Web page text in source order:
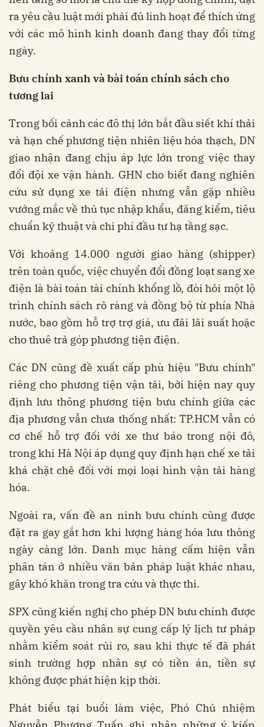
ra yêu cầu luật mới phải đủ linh hoạt để thích ứng
với các mô hình kinh doanh đang thay đổi từng
ngày.
Bưu chính xanh và bài toán chính sách cho
tương lai
Trong bối cảnh các đô thị lớn bắt đầu siết khí thải
và hạn chế phương tiện nhiên liệu hóa thạch, DN
giao nhận đang chịu áp lực lớn trong việc thay
đổi đội xe vận hành. GHN cho biết đang nghiên
cứu sử dụng xe tải điện nhưng vẫn gặp nhiều
vướng mắc về thủ tục nhập khẩu, đăng kiểm, tiêu
chuẩn kỹ thuật và chi phí đầu tư hạ tầng sạc.
Với khoảng 14.000 người giao hàng (shipper)
trên toàn quốc, việc chuyển đổi đồng loạt sang xe
điện là bài toán tài chính khổng lồ, đòi hỏi một lộ
trình chính sách rõ ràng và đồng bộ từ phía Nhà
nước, bao gồm hỗ trợ trợ giá, ưu đãi lãi suất hoặc
cho thuê trả góp phương tiện điện.
Các DN cũng đề xuất cấp phù hiệu "Bưu chính"
riêng cho phương tiện vận tải, bởi hiện nay quy
định lưu thông phương tiện bưu chính giữa các
địa phương vẫn chưa thống nhất: TP.HCM vẫn có
cơ chế hỗ trợ đối với xe thư báo trong nội đô,
trong khi Hà Nội áp dụng quy định hạn chế xe tải
khá chặt chẽ đối với mọi loại hình vận tải hàng
hóa.
Ngoài ra, vấn đề an ninh bưu chính cũng được
đặt ra gay gắt hơn khi lượng hàng hóa lưu thông
ngày càng lớn. Danh mục hàng cấm hiện vẫn
phân tán ở nhiều văn bản pháp luật khác nhau,
gây khó khăn trong tra cứu và thực thi.
SPX cũng kiến nghị cho phép DN bưu chính được
quyền yêu cầu nhân sự cung cấp lý lịch tư pháp
nhằm kiểm soát rủi ro, sau khi thực tế đã phát
sinh trường hợp nhân sự có tiền án, tiền sự
không được phát hiện kịp thời.
Phát biểu tại buổi làm việc, Phó Chủ nhiệm